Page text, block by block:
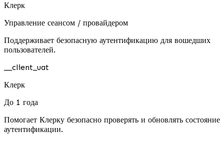
Клерк
Управление сеансом / провайдером
Поддерживает безопасную аутентификацию для вошедших
пользователей.
__client_uat
Клерк
До 1 года
Помогает Клерку безопасно проверять и обновлять состояние
аутентификации.